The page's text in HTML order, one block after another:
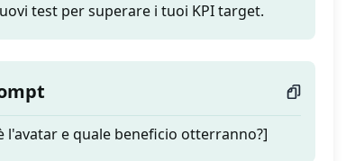
test per superare i tuoi KPI target.
l'avatar e quale beneficio otterranno?]